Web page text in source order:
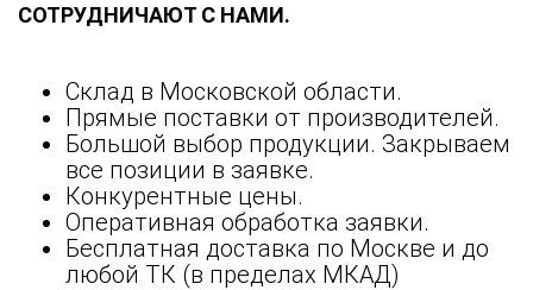
СОТРУДНИЧАЮТ С НАМИ.
Склад в Московской области.
Прямые поставки от производителей.
Большой выбор продукции. Закрываем
все позиции в заявке.
Конкурентные цены.
Оперативная обработка заявки.
Бесплатная доставка по Москве и до
любой ТК (в пределах МКАД)